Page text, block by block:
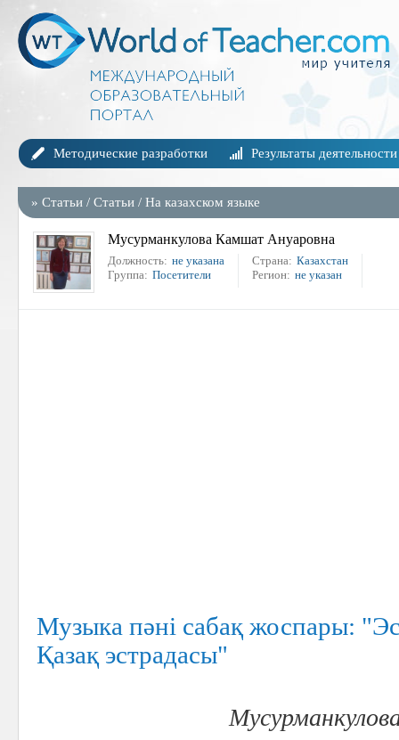
Методические разработки Результаты деятельности
» Статьи / Статьи / На казахском языке
Мусурманкулова Камшат Ануаровна
Должность: не указана
Группа: Посетители
Страна: Казахстан
Регион: не указан
Музыка пәні сабақ жоспары:
Қазақ эстрадасы"